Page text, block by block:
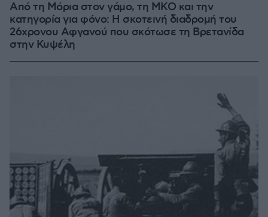
Από τη Μόρια στον γάμο, τη ΜΚΟ και την
κατηγορία για φόνο: Η σκοτεινή διαδρομή του
26χρονου Αφγανού που σκότωσε τη Βρετανίδα
στην Κυψέλη